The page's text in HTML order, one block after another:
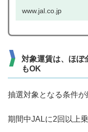
www.jal.co.jp
対象運賃は、ほぼ
もOK
抽選対象となる条件が
期間中JALに2回以上